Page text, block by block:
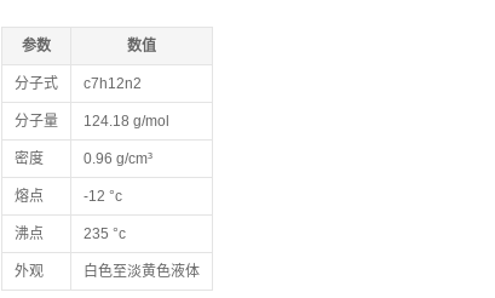
参数 数值
分子式 c7h12n2
分子量 124.18 g/mol
密度 0.96 g/cm³
熔点 -12 °c
沸点 235 °c
外观 白色至淡黄色液体